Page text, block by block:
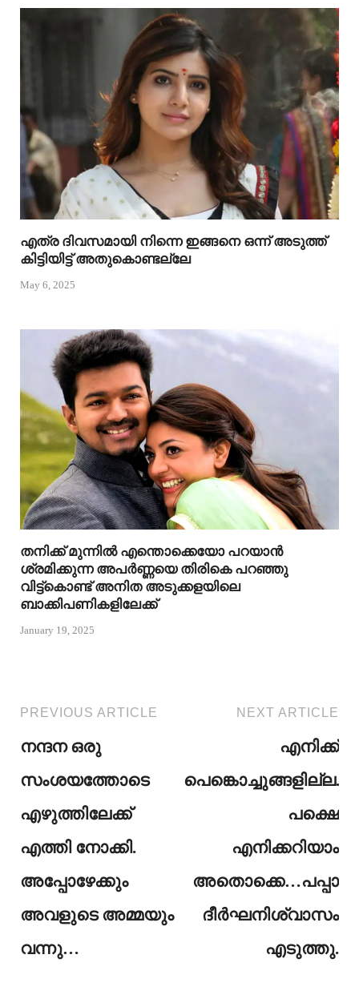
എത്ര ദിവസമായി നിന്നെ ഇങ്ങനെ ഒന്ന് അടുത്ത്
കിട്ടിയിട്ട് അതുകൊണ്ടല്ലേ
May 6, 2025
തനിക്ക് മുന്നിൽ എന്തൊക്കെയോ പറയാൻ
ശ്രമിക്കുന്ന അപർണ്ണയെ തിരികെ പറഞ്ഞു
വിട്ട്കൊണ്ട് അനിത അടുക്കളയിലെ
ബാക്കിപണികളിലേക്ക്
January 19, 2025
PREVIOUS ARTICLE
നന്ദന ഒരു
സംശയത്തോടെ
എഴുത്തിലേക്ക്
എത്തി നോക്കി.
അപ്പോഴേക്കും
അവളുടെ അമ്മയും
വന്നു…
NEXT ARTICLE
എനിക്ക്
പെങ്കൊച്ചുങ്ങളില്ല.
പക്ഷെ
എനിക്കറിയാം
അതൊക്കെ…പപ്പാ
ദീർഘനിശ്വാസം
എടുത്തു.